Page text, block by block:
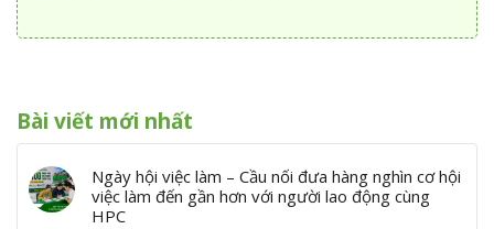
Bài viết mới nhất
Ngày hội việc làm – Cầu nối đưa hàng nghìn cơ hội
việc làm đến gần hơn với người lao động cùng
HPC